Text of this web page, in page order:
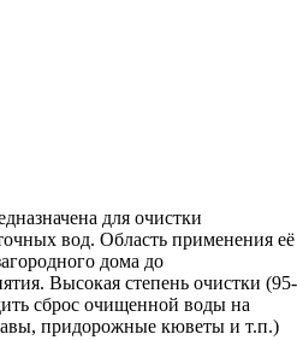
для очистки
вод. Область применения её
дома до
Высокая степень очистки (95-
сброс очищенной воды на
придорожные кюветы и т.п.)